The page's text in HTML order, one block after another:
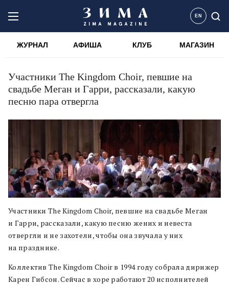
EN
ЖУРНАЛ АФИША КЛУБ МАГАЗИН
Участники The Kingdom Choir, певшие на
свадьбе Меган и Гарри, рассказали, какую
песню пара отвергла
Участники The Kingdom Choir, певшие на свадьбе Меган
и Гарри, рассказали, какую песню жених и невеста
отвергли и не захотели, чтобы она звучала у них
на празднике.
Коллектив The Kingdom Choir в 1994 году собрала дирижер
Карен Гибсон. Сейчас в хоре работают 20 исполнителей